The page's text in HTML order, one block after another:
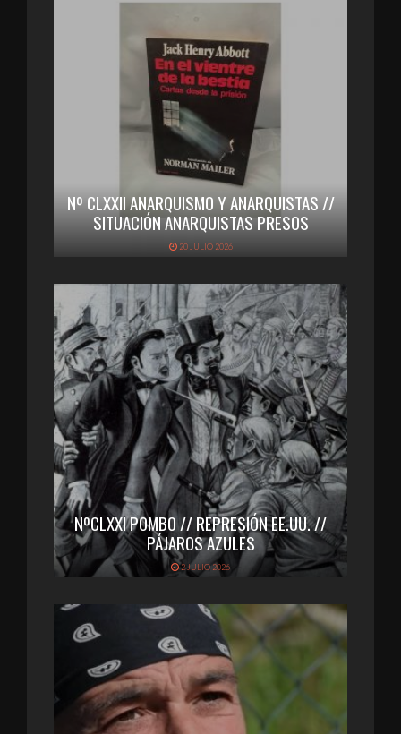
Nº CLXXII ANARQUISMO Y ANARQUISTAS //
SITUACIÓN ANARQUISTAS PRESOS
20 JULIO 2026
NºCLXXI POMBO // REPRESIÓN EE.UU. //
PÁJAROS AZULES
2 JULIO 2026